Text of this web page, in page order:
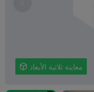
 معاينة ثلاثية الأبعاد